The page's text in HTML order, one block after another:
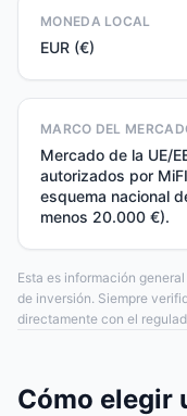
MONEDA LOCAL
EUR (€)
MARCO DEL
Mercado de la UE/
autorizados por
esquema nacional
menos 20.000 €).
Esta es información
de inversión. Siempre
directamente con el
Cómo elegir